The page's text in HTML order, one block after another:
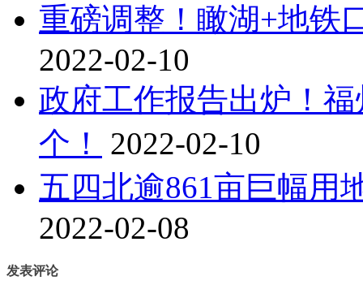
重磅调整！瞰湖+地铁
2022-02-10
政府工作报告出炉！
个！
2022-02-10
五四北逾861亩巨幅用
2022-02-08
发表评论